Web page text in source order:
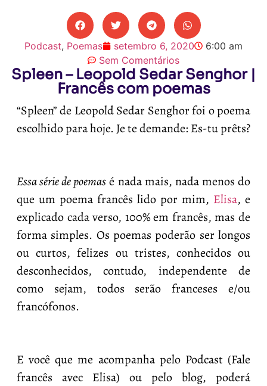
Podcast, Poemas setembro 6, 2020
6:00 am
Sem Comentários
Spleen – Leopold Sedar Senghor |
Francês com poemas
“Spleen” de Leopold Sedar Senghor foi o poema
escolhido para hoje. Je te demande: Es-tu prêts?
Essa série de poemasé nada mais, nada menos do
que um poema francês lido por mim, Elisa, e
explicado cada verso, 100% em francês, mas de
forma simples. Os poemas poderão ser longos
ou curtos, felizes ou tristes, conhecidos ou
desconhecidos, contudo, independente de
como sejam, todos serão franceses e/ou
francófonos.
E você que me acompanha pelo Podcast (Fale
francês avec Elisa) ou pelo blog, poderá